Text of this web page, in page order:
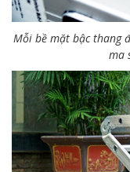
Mỗi bề mặt bậc thang
ma